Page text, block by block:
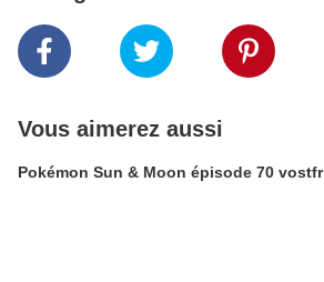
Vous aimerez aussi
Pokémon Sun & Moon épisode 70 vostfr